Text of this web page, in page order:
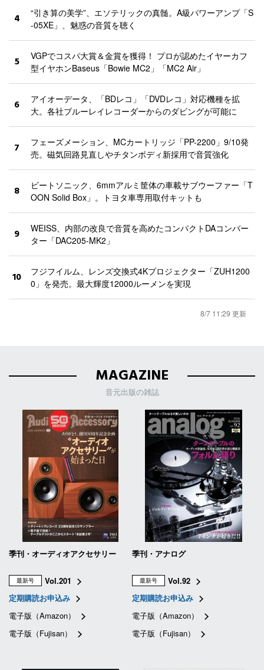
4
“引き算の美学”、エソテリックの真髄。A級パワーアンプ「S
-05XE」、魅惑の音質を聴く
5
VGPでコスパ大賞＆金賞を獲得！ プロが認めたイヤーカフ
型イヤホンBaseus「Bowie MC2」「MC2 Air」
6
アイオーデータ、「BDレコ」「DVDレコ」対応機種を拡
大。各社ブルーレイレコーダーからのダビングが可能に
7
フェーズメーション、MCカートリッジ「PP-2200」9/10発
売。磁気回路見直しやチタンボディ新採用で音質強化
8
ビートソニック、6mmアルミ筐体の車載サブウーファー「T
OON Solid Box」。トヨタ車専用取付キットも
9
WEISS、内部の改良で音質を高めたコンパクトDAコンバー
ター「DAC205-MK2」
10
フジフイルム、レンズ交換式4Kプロジェクター「ZUH1200
0」を発売。最大輝度12000ルーメンを実現
8/7 11:29 更新
MAGAZINE
音元出版の雑誌
季刊・オーディオアクセサリー
最新号
Vol.201
定期購読お申込み
電子版（Amazon）
電子版（Fujisan）
季刊・アナログ
最新号
Vol.92
定期購読お申込み
電子版（Amazon）
電子版（Fujisan）